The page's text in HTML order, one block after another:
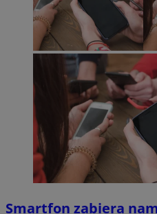
Smartfon zabiera